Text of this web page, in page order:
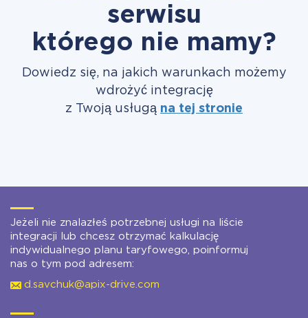
serwisu
którego nie mamy?
Dowiedz się, na jakich warunkach możemy
wdrożyć integrację
z Twoją usługą na tej stronie
Jeżeli nie znalazłeś potrzebnej usługi na liście
integracji lub chcesz otrzymać kalkulację
indywidualnego planu taryfowego, poinformuj
nas o tym pod adresem:
d.savchuk@apix-drive.com